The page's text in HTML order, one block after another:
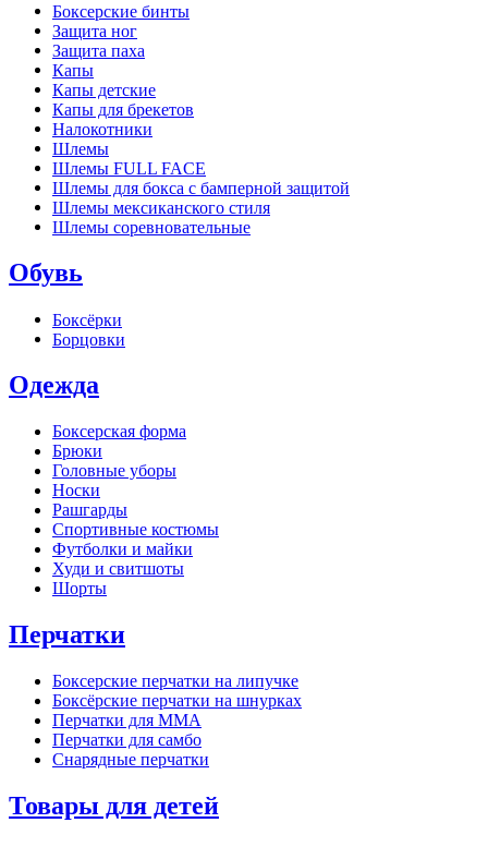
Боксерские бинты
Защита ног
Защита паха
Капы
Капы детские
Капы для брекетов
Налокотники
Шлемы
Шлемы FULL FACE
Шлемы для бокса с бамперной защитой
Шлемы мексиканского стиля
Шлемы соревновательные
Обувь
Боксёрки
Борцовки
Одежда
Боксерская форма
Брюки
Головные уборы
Носки
Рашгарды
Спортивные костюмы
Футболки и майки
Худи и свитшоты
Шорты
Перчатки
Боксерские перчатки на липучке
Боксёрские перчатки на шнурках
Перчатки для MMA
Перчатки для самбо
Снарядные перчатки
Товары для детей